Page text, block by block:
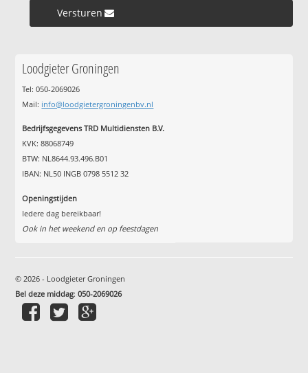
Versturen »
Loodgieter Groningen
Tel: 050-2069026
Mail: info@loodgietergroningenbv.nl
Bedrijfsgegevens TRD Multidiensten B.V.
KVK: 88068749
BTW: NL8644.93.496.B01
IBAN: NL50 INGB 0798 5512 32
Openingstijden
Iedere dag bereikbaar!
Ook in het weekend en op feestdagen
© 2026 - Loodgieter Groningen
Bel deze middag:050-2069026